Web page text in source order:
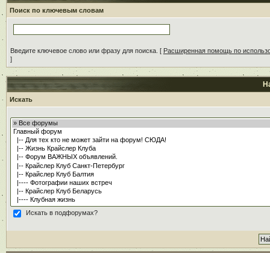
Поиск по ключевым словам
Введите ключевое слово или фразу для поиска. [ Расширенная помощь по
]
Искать
Искать в подфорумах?